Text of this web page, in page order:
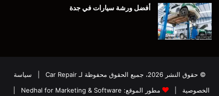
أفضل ورشة سيارات في جدة
© حقوق النشر 2026، جميع الحقوق محفوظة لـ Car Repair
سياسة
الخصوصية
مطور الموقع: Nedhal for Marketing & Software